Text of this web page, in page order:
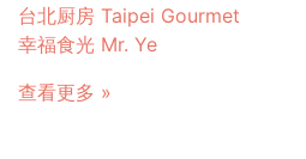
台北厨房 Taipei Gourmet
幸福食光 Mr. Ye
查看更多 »